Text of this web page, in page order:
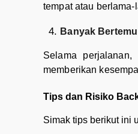
tempat atau
Banyak
Selama
memberikan
Tips dan Risiko
Simak tips berikut ini